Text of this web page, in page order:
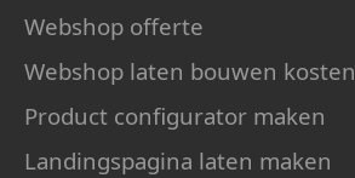
Webshop offerte
Webshop laten bouwen kosten
Product configurator maken
Landingspagina laten maken